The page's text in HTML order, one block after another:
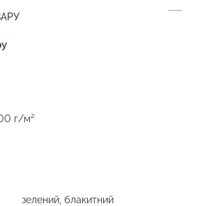
г/м²
зелений, блакитний